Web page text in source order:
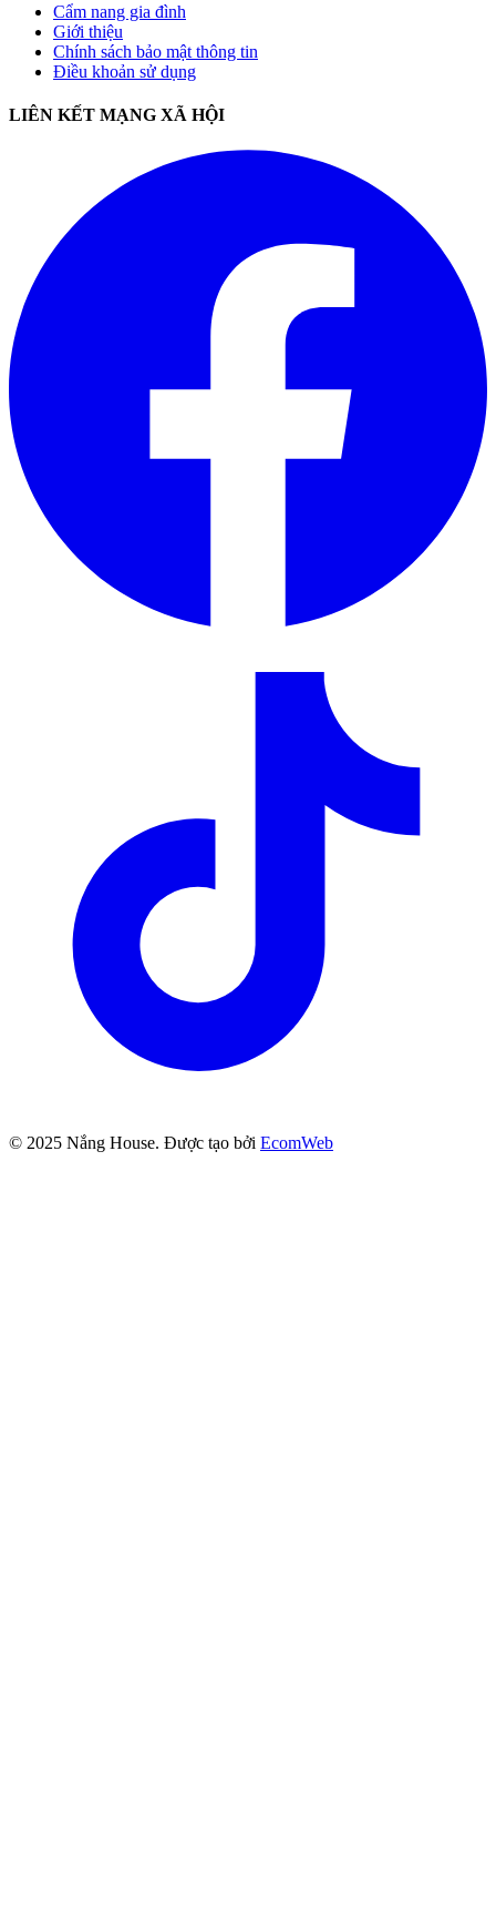
Cẩm nang gia đình
Giới thiệu
Chính sách bảo mật thông tin
Điều khoản sử dụng
LIÊN KẾT MẠNG XÃ HỘI
© 2025 Nắng House. Được tạo bởi EcomWeb